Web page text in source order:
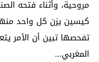
مروحية، وأثناء فتحه
كيسين يزن كل واحد
تفحصها تبين أن الأمر
المغربي…